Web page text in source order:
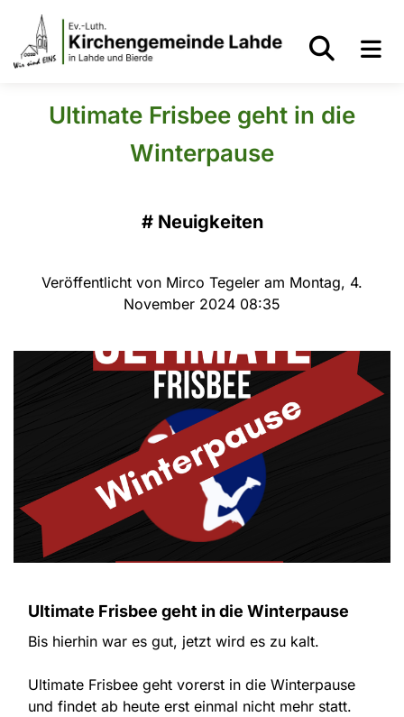
Ultimate Frisbee geht in die
Winterpause
# Neuigkeiten
Veröffentlicht von Mirco Tegeler am Montag, 4.
November 2024 08:35
Ultimate Frisbee geht in die Winterpause
Bis hierhin war es gut, jetzt wird es zu kalt.
Ultimate Frisbee geht vorerst in die Winterpause
und findet ab heute erst einmal nicht mehr statt.